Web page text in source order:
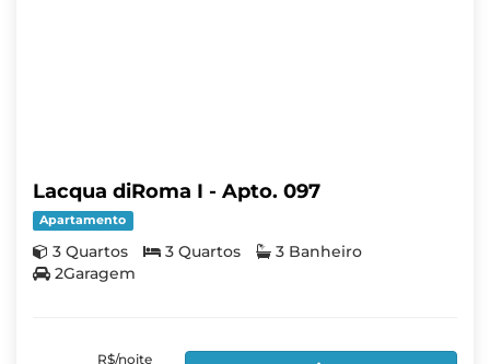
Lacqua diRoma I - Apto. 097
Apartamento
3 Quartos 3 Quartos
3 Banheiro
2Garagem
R$/noite